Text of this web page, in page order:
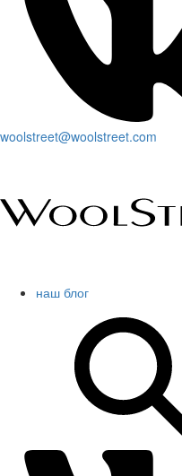
woolstreet@woolstreet.com
наш блог